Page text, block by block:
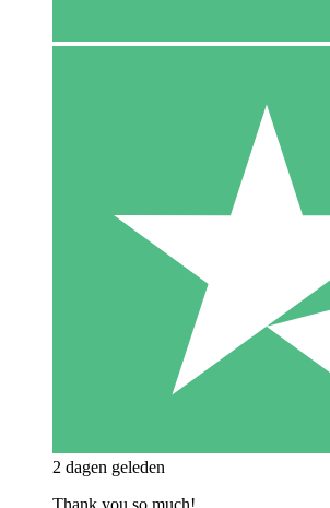
2 dagen geleden
Thank you so much!